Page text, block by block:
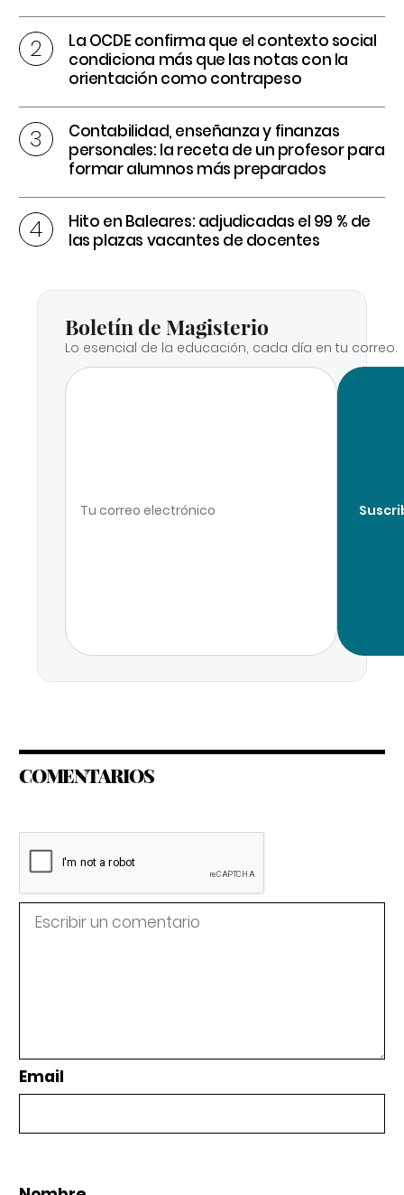
La OCDE confirma que el contexto social
condiciona más que las notas con la
orientación como contrapeso
Contabilidad, enseñanza y finanzas
personales: la receta de un profesor para
formar alumnos más preparados
Hito en Baleares: adjudicadas el 99 % de
las plazas vacantes de docentes
Boletín de Magisterio
Lo esencial de la educación, cada día en tu correo.
COMENTARIOS
Email